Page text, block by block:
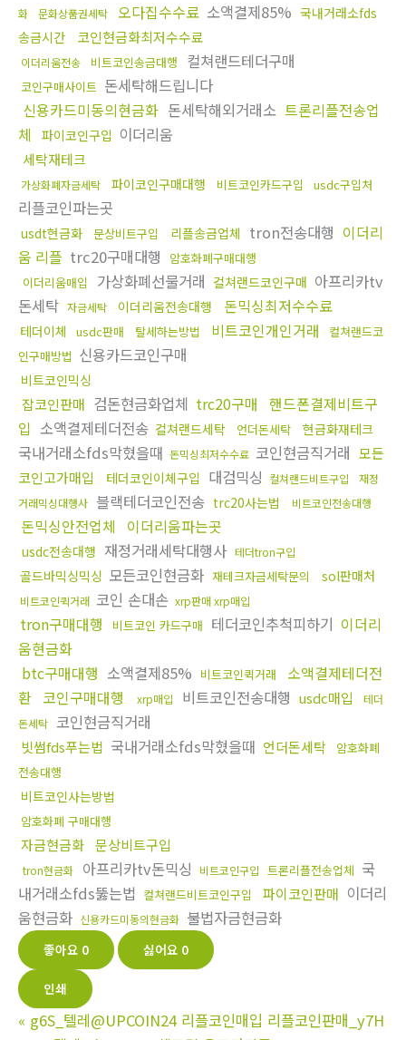
화
문화상품권세탁 오다집수수료 소액결제85% 국내거래소fds
송금시간
코인현금화최저수수료
이더리움전송 비트코인송금대행 컬쳐랜드테더구매
코인구매사이트 돈세탁해드립니다
신용카드미동의현금화 돈세탁해외거래소 트론리플전송업
체
파이코인구입 이더리움
세탁재테크
가상화폐자금세탁 파이코인구매대행 비트코인카드구입 usdc구입처
리플코인파는곳
usdt현금화 문상비트구입 리플송금업체 tron전송대행 이더리
움 리플 trc20구매대행
암호화폐구매대행
이더리움매입
가상화폐선물거래 컬쳐랜드코인구매 아프리카tv
돈세탁 자금세탁 이더리움전송대행 돈믹싱최저수수료
테더이체 usdc판매 탈세하는방법 비트코인개인거래
컬쳐랜드코
인구매방법 신용카드코인구매
비트코인믹싱
잡코인판매 검돈현금화업체 trc20구매 핸드폰결제비트구
입 소액결제테더전송 컬쳐랜드세탁 언더돈세탁 현금화재테크
국내거래소fds막혔을때 돈믹싱최저수수료 코인현금직거래 모든
코인고가매입
테더코인이체구입 대검믹싱 컬쳐랜드비트구입
재정
거래믹싱대행사 블랙테더코인전송 trc20사는법 비트코인전송대행
돈믹싱안전업체 이더리움파는곳
usdc전송대행 재정거래세탁대행사 테더tron구입
골드바믹싱믹싱 모든코인현금화 재테크자금세탁문의 sol판매처
비트코인퀵거래 코인 손대손 xrp판매 xrp매입
tron구매대행 비트코인 카드구매 테더코인추척피하기 이더리
움현금화
btc구매대행 소액결제85% 비트코인퀵거래
소액결제테더전
환 코인구매대행 xrp매입 비트코인전송대행 usdc매입
테더
돈세탁 코인현금직거래
빗썸fds푸는법 국내거래소fds막혔을때 언더돈세탁
암호화폐
전송대행
비트코인사는방법
암호화폐 구매대행
자금현금화 문상비트구입
tron현금화 아프리카tv돈믹싱 비트코인구입 트론리플전송업체 국
내거래소fds뚫는법 컬쳐랜드비트코인구입 파이코인판매 이더리
움현금화 신용카드미동의현금화 불법자금현금화
좋아요 0 싫어요 0
인쇄
« g6S_텔레@UPCOIN24 리플코인매입 리플코인판매_y7H